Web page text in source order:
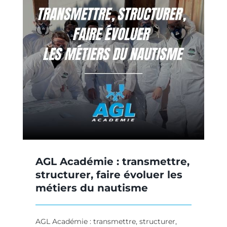
AGL Académie : transmettre,
structurer, faire évoluer les
métiers du nautisme
AGL Académie : transmettre, structurer,